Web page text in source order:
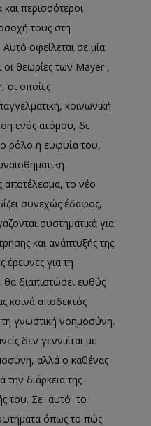
περισσότεροι
τους στη
οφείλεται σε μία
θεωρίες των Mayer ,
οι οποίες
κοινωνική
ενός ατόμου, δε
ρόλο η ευφυΐα του,
το νέο
συνεχώς έδαφος,
συστηματικά για
και ανάπτυξής της.
έρευνες για τη
διαπιστώσει ευθύς
κοινά αποδεκτός
γνωστική νοημοσύνη.
δεν γεννιέται με
αλλά ο καθένας
την διάρκεια της
του. Σε αυτό το
όπως το πώς